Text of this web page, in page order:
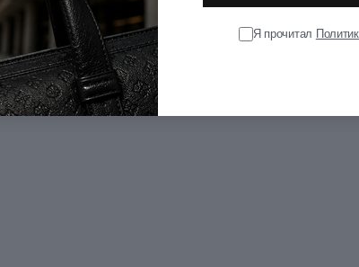
Я прочитал